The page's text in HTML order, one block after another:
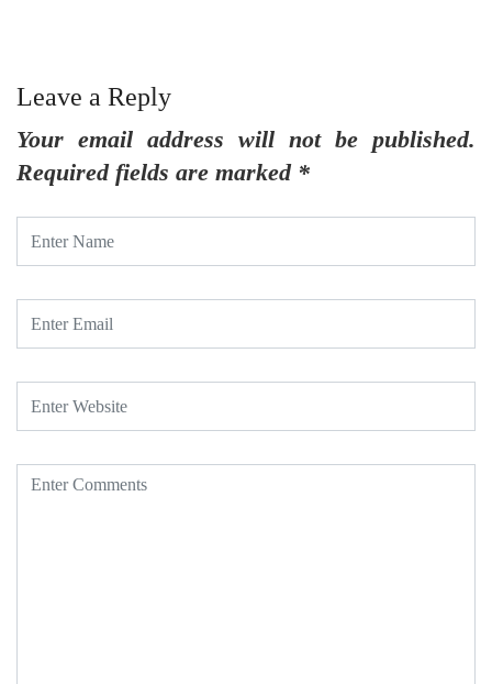
Leave a Reply
Your email address will not be published.
Required fields are marked *